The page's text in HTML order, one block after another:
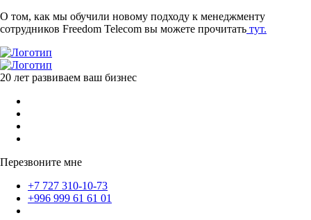
О том, как мы обучили новому подходу к менеджменту
сотрудников Freedom Telecom вы можете прочитать тут.
20 лет развиваем ваш бизнес
Перезвоните мне
+7 727 310-10-73
+996 999 61 61 01